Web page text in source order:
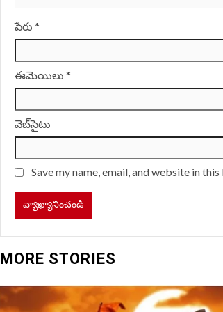
పేరు *
ఈమెయిలు *
వెబ్‌సైటు
Save my name, email, and website in
MORE STORIES